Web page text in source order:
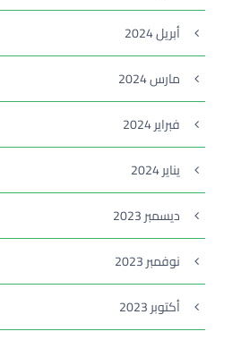
أبريل 2024
مارس 2024
فبراير 2024
يناير 2024
ديسمبر 2023
نوفمبر 2023
أكتوبر 2023